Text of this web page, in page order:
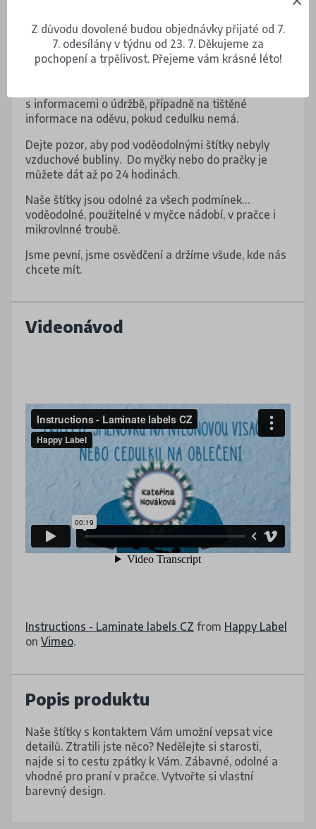
Štítky vhodné do myčky nádobí nalepte na čistý,
suchý a hladký povrch.
s informacemi o údržbě, případně na tištěné
informace na oděvu, pokud cedulku nemá.
Dejte pozor, aby pod voděodolnými štítky nebyly
vzduchové bubliny. Do myčky nebo do pračky je
můžete dát až po 24 hodinách.
Naše štítky jsou odolné za všech podmínek…
voděodolné, použitelné v myčce nádobí, v pračce i
mikrovlnné troubě.
Jsme pevní, jsme osvědčení a držíme všude, kde nás
chcete mít.
Videonávod
Instructions - Laminate labels CZ from Happy Label
on Vimeo.
Popis produktu
Naše štítky s kontaktem Vám umožní vepsat vice
detailů. Ztratili jste něco? Nedělejte si starosti,
najde si to cestu zpátky k Vám. Zábavné, odolné a
vhodné pro praní v pračce. Vytvořte si vlastní
barevný design.
Z důvodu dovolené budou objednávky přijaté od 7.
7. odesílány v týdnu od 23. 7. Děkujeme za
pochopení a trpělivost. Přejeme vám krásné léto!